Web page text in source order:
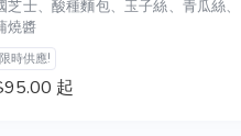
芝士、酸種麵包、玉子絲、青瓜絲、
燒醬
限時供應!
起